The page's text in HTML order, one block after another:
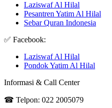
Laziswaf Al Hilal
Pesantren Yatim Al Hilal
Sebar Quran Indonesia
✅ Facebook:
Laziswaf Al Hilal
Pondok Yatim Al Hilal
Informasi & Call Center
☎ Telpon: 022 2005079